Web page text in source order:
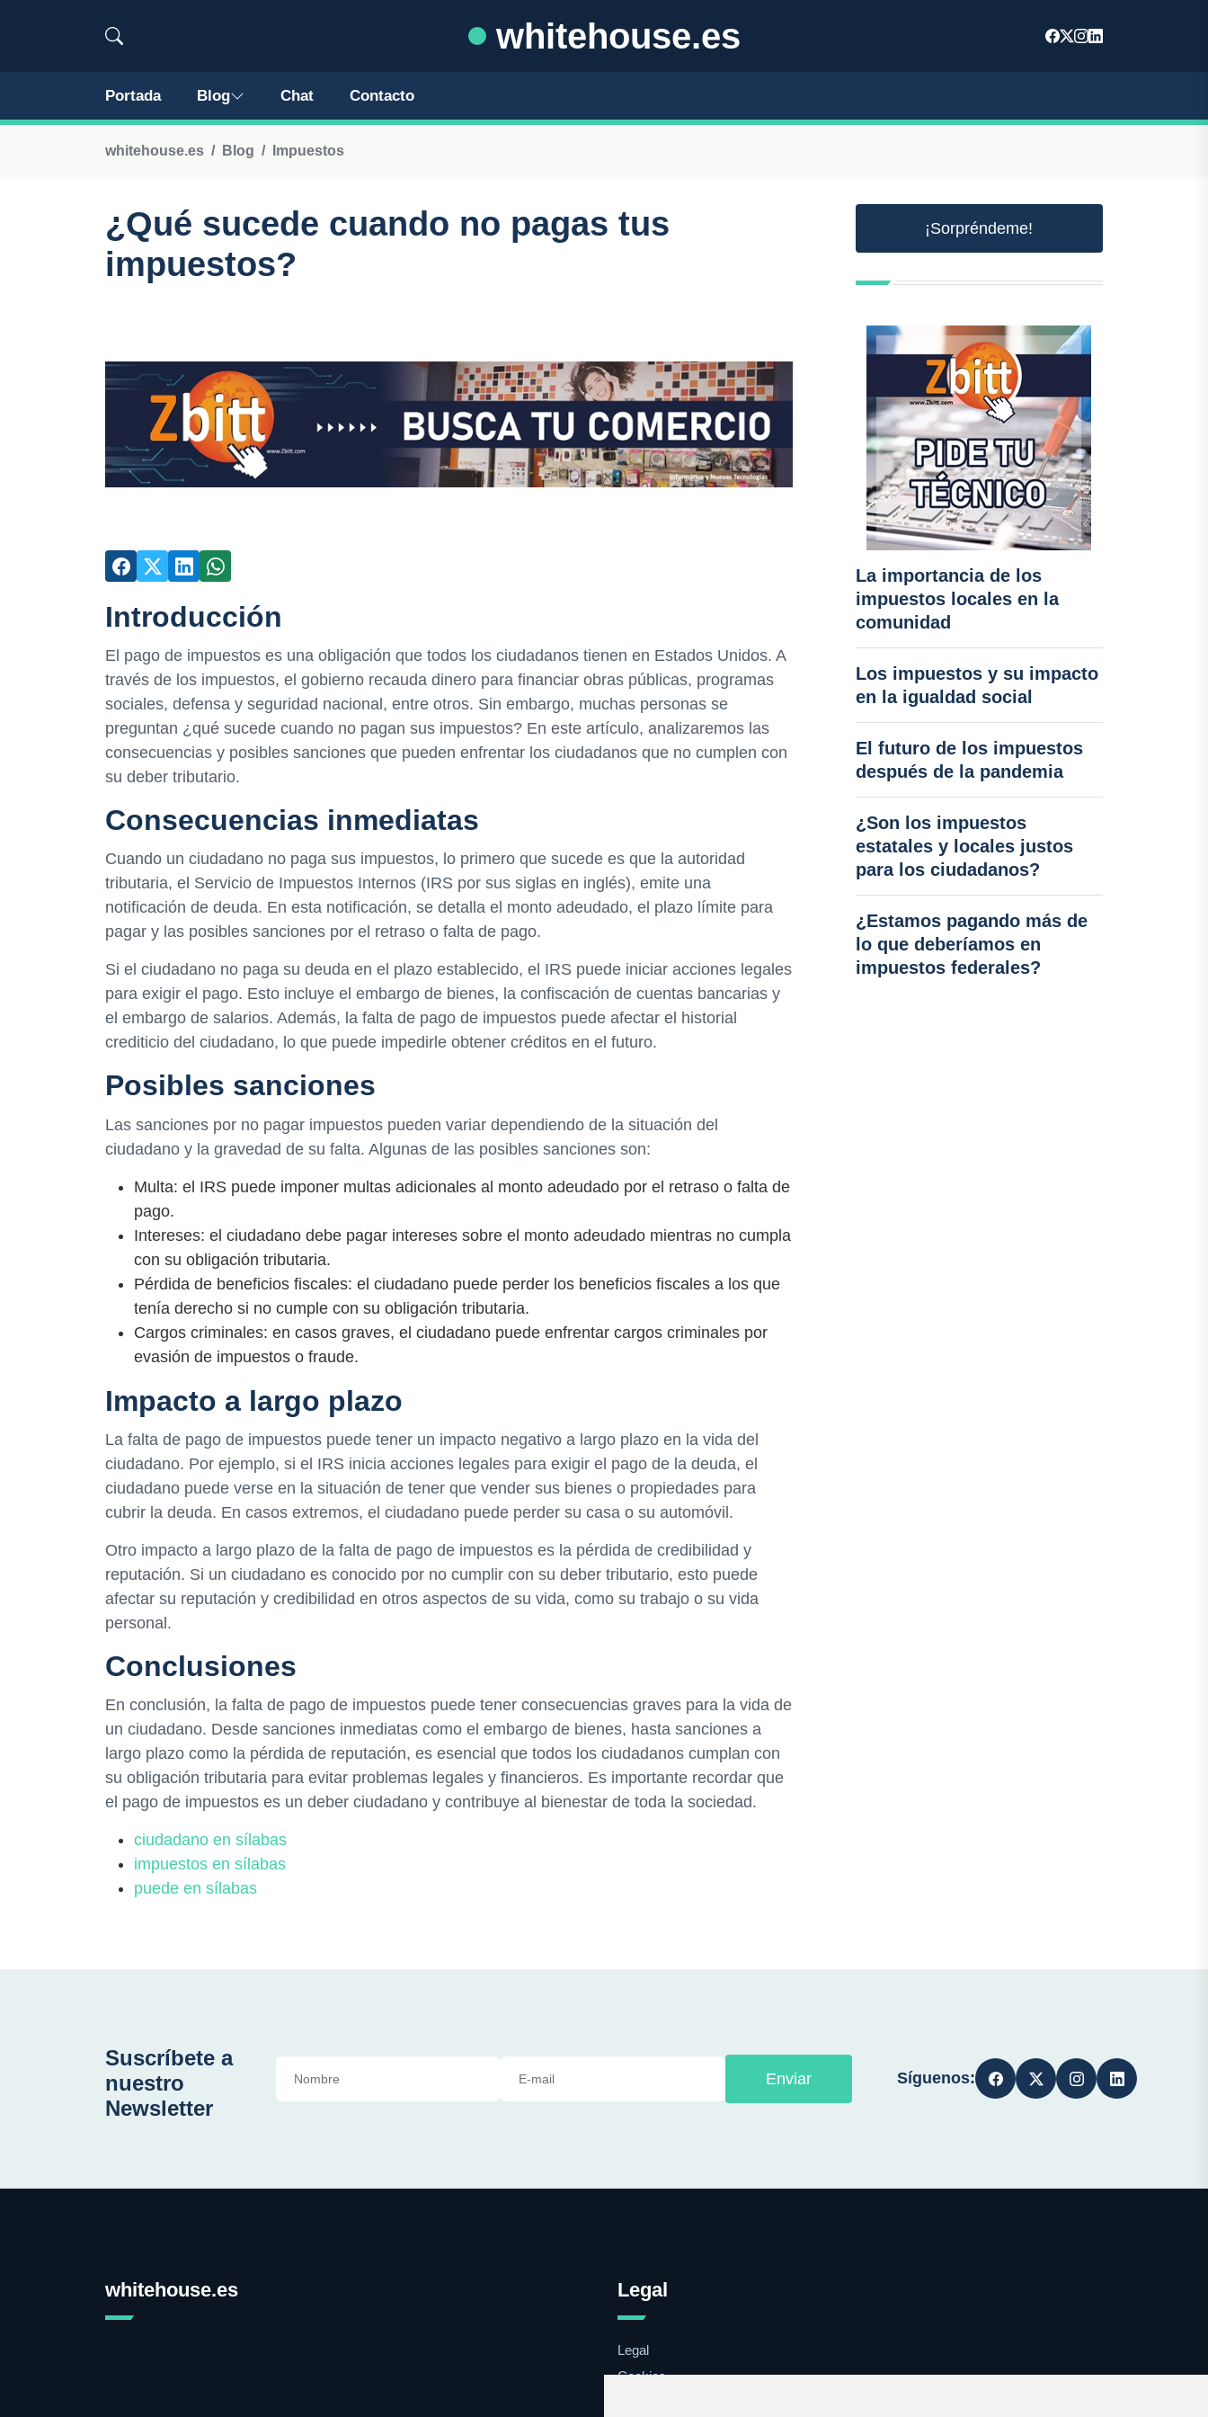
whitehouse.es
Portada Blog Chat Contacto
whitehouse.es Blog Impuestos
¿Qué sucede cuando no pagas tus
impuestos?
Introducción
El pago de impuestos es una obligación que todos los ciudadanos tienen en Estados Unidos. A
través de los impuestos, el gobierno recauda dinero para financiar obras públicas, programas
sociales, defensa y seguridad nacional, entre otros. Sin embargo, muchas personas se
preguntan ¿qué sucede cuando no pagan sus impuestos? En este artículo, analizaremos las
consecuencias y posibles sanciones que pueden enfrentar los ciudadanos que no cumplen con
su deber tributario.
Consecuencias inmediatas
Cuando un ciudadano no paga sus impuestos, lo primero que sucede es que la autoridad
tributaria, el Servicio de Impuestos Internos (IRS por sus siglas en inglés), emite una
notificación de deuda. En esta notificación, se detalla el monto adeudado, el plazo límite para
pagar y las posibles sanciones por el retraso o falta de pago.
Si el ciudadano no paga su deuda en el plazo establecido, el IRS puede iniciar acciones legales
para exigir el pago. Esto incluye el embargo de bienes, la confiscación de cuentas bancarias y
el embargo de salarios. Además, la falta de pago de impuestos puede afectar el historial
crediticio del ciudadano, lo que puede impedirle obtener créditos en el futuro.
Posibles sanciones
Las sanciones por no pagar impuestos pueden variar dependiendo de la situación del
ciudadano y la gravedad de su falta. Algunas de las posibles sanciones son:
Multa: el IRS puede imponer multas adicionales al monto adeudado por el retraso o falta de
pago.
Intereses: el ciudadano debe pagar intereses sobre el monto adeudado mientras no cumpla
con su obligación tributaria.
Pérdida de beneficios fiscales: el ciudadano puede perder los beneficios fiscales a los que
tenía derecho si no cumple con su obligación tributaria.
Cargos criminales: en casos graves, el ciudadano puede enfrentar cargos criminales por
evasión de impuestos o fraude.
Impacto a largo plazo
La falta de pago de impuestos puede tener un impacto negativo a largo plazo en la vida del
ciudadano. Por ejemplo, si el IRS inicia acciones legales para exigir el pago de la deuda, el
ciudadano puede verse en la situación de tener que vender sus bienes o propiedades para
cubrir la deuda. En casos extremos, el ciudadano puede perder su casa o su automóvil.
Otro impacto a largo plazo de la falta de pago de impuestos es la pérdida de credibilidad y
reputación. Si un ciudadano es conocido por no cumplir con su deber tributario, esto puede
afectar su reputación y credibilidad en otros aspectos de su vida, como su trabajo o su vida
personal.
Conclusiones
En conclusión, la falta de pago de impuestos puede tener consecuencias graves para la vida de
un ciudadano. Desde sanciones inmediatas como el embargo de bienes, hasta sanciones a
largo plazo como la pérdida de reputación, es esencial que todos los ciudadanos cumplan con
su obligación tributaria para evitar problemas legales y financieros. Es importante recordar que
el pago de impuestos es un deber ciudadano y contribuye al bienestar de toda la sociedad.
ciudadano en sílabas
impuestos en sílabas
puede en sílabas
¡Sorpréndeme!
La importancia de los
impuestos locales en la
comunidad
Los impuestos y su impacto
en la igualdad social
El futuro de los impuestos
después de la pandemia
¿Son los impuestos
estatales y locales justos
para los ciudadanos?
¿Estamos pagando más de
lo que deberíamos en
impuestos federales?
Suscríbete a
nuestro
Newsletter
Enviar Síguenos:
whitehouse.es Legal
Legal
Cookies